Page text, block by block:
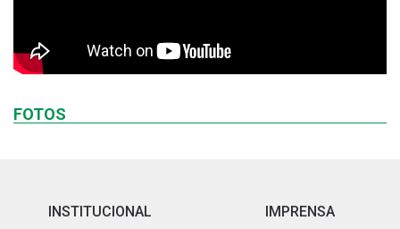
FOTOS
INSTITUCIONAL IMPRENSA